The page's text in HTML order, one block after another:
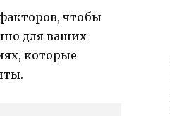
чтобы
для ваших
которые